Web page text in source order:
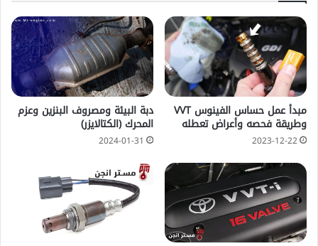
مبدأ عمل حساس الفينوس VVT
وطريقة فحصه وأعراض تعطله
2023-12-22
دبة البيئة ومصروف البنزين وعزم
المحرك (الكتالايزر)
2024-01-31